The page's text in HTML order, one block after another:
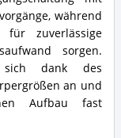
während
für zuverlässige
sorgen.
sich dank des
an und
Aufbau fast